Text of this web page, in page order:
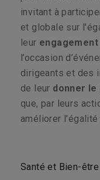
invitant à
et globale sur
leur engagement
l’occasion
dirigeants et des
de leur donner le
que, par leurs
améliorer
Santé et Bien-être